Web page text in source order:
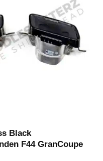
Black
F44 GranCoupe